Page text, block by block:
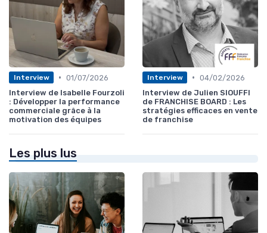
Interview • 01/07/2026
Interview de Isabelle Fourzoli
: Développer la performance
commerciale grâce à la
motivation des équipes
Interview • 04/02/2026
Interview de Julien SIOUFFI
de FRANCHISE BOARD : Les
stratégies efficaces en vente
de franchise
Les plus lus